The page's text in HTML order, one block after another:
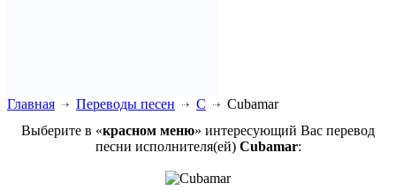
Главная Переводы песен C
Cubamar
Выберите в «красном меню» интересующий Вас перевод
песни исполнителя(ей) Cubamar: